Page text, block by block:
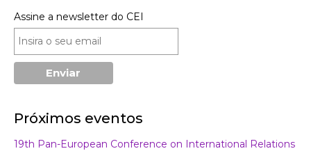
Assine a newsletter do CEI
Próximos eventos
19th Pan-European Conference on International Relations